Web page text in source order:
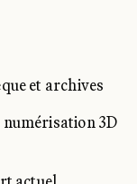
et archives
numérisation 3D